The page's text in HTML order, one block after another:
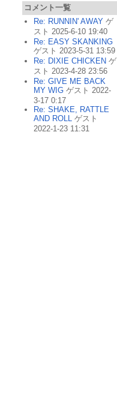
コメント一覧
Re: RUNNIN' AWAY ゲ
スト 2025-6-10 19:40
Re: EASY SKANKING
ゲスト 2023-5-31 13:59
Re: DIXIE CHICKEN ゲ
スト 2023-4-28 23:56
Re: GIVE ME BACK
MY WIG ゲスト 2022-
3-17 0:17
Re: SHAKE, RATTLE
AND ROLL ゲスト
2022-1-23 11:31